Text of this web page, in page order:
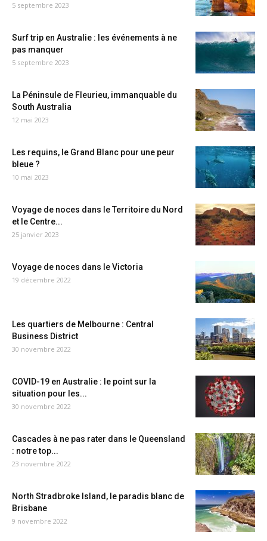
5 septembre 2023
Surf trip en Australie : les événements à ne
pas manquer
5 septembre 2023
La Péninsule de Fleurieu, immanquable du
South Australia
12 mai 2023
Les requins, le Grand Blanc pour une peur
bleue ?
10 mai 2023
Voyage de noces dans le Territoire du Nord
et le Centre...
25 janvier 2023
Voyage de noces dans le Victoria
19 décembre 2022
Les quartiers de Melbourne : Central
Business District
30 novembre 2022
COVID-19 en Australie : le point sur la
situation pour les...
30 novembre 2022
Cascades à ne pas rater dans le Queensland
: notre top...
23 novembre 2022
North Stradbroke Island, le paradis blanc de
Brisbane
9 novembre 2022